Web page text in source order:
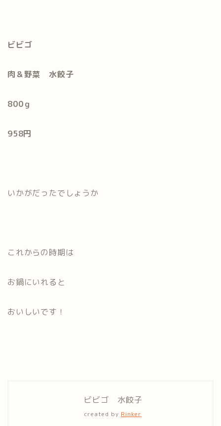
ビビゴ
肉＆野菜 水餃子
800ｇ
958円
いかがだったでしょうか
これからの時期は
お鍋にいれると
おいしいです！
ビビゴ 水餃子
created by Rinker